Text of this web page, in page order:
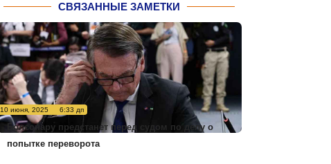
СВЯЗАННЫЕ ЗАМЕТКИ
10 июня, 2025 6:33 дп
Болсонару предстанет перед судом по делу о
попытке переворота